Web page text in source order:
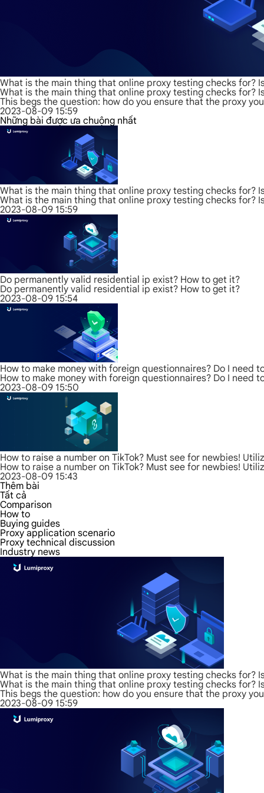
What is the main thing that online proxy testing checks for?
What is the main thing that online proxy testing checks for?
This begs the question: how do you ensure that the proxy
2023-08-09 15:59
Những bài được ưa chuộng nhất
What is the main thing that online proxy testing checks for?
What is the main thing that online proxy testing checks for?
2023-08-09 15:59
Do permanently valid residential ip exist? How to get it?
Do permanently valid residential ip exist? How to get it?
2023-08-09 15:54
How to make money with foreign questionnaires? Do I need
How to make money with foreign questionnaires? Do I need
2023-08-09 15:50
How to raise a number on TikTok? Must see for newbies!
How to raise a number on TikTok? Must see for newbies!
2023-08-09 15:43
Thêm bài
Tất cả
Comparison
How to
Buying guides
Proxy application scenario
Proxy technical discussion
Industry news
What is the main thing that online proxy testing checks for?
What is the main thing that online proxy testing checks for?
This begs the question: how do you ensure that the proxy
2023-08-09 15:59